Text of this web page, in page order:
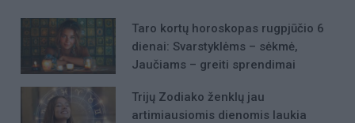
Taro kortų horoskopas rugpjūčio 6
dienai: Svarstyklėms – sėkmė,
Jaučiams – greiti sprendimai
Trijų Zodiako ženklų jau
artimiausiomis dienomis laukia